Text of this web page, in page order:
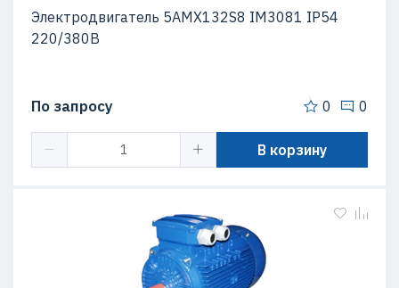
Электродвигатель 5АМХ132S8 IM3081 IP54
220/380В
По запросу 0 0
В корзину